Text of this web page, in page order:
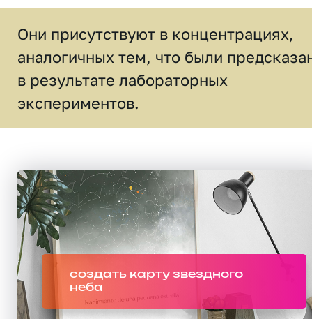
Они присутствуют в концентрациях,
аналогичных тем, что были
в результате лабораторных
экспериментов.
создать карту звездного
неба